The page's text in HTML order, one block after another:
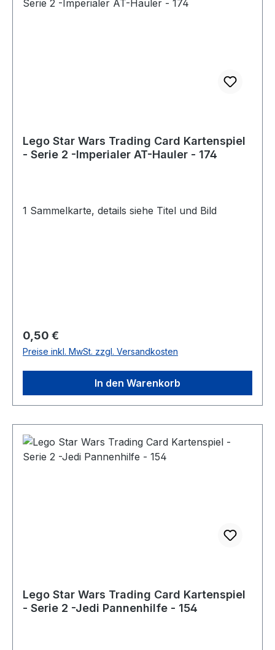
Lego Star Wars Trading Card Kartenspiel
- Serie 2 -Imperialer AT-Hauler - 174
1 Sammelkarte, details siehe Titel und Bild
Regulärer Preis:
0,50 €
Preise inkl. MwSt. zzgl. Versandkosten
In den Warenkorb
Lego Star Wars Trading Card Kartenspiel
- Serie 2 -Jedi Pannenhilfe - 154